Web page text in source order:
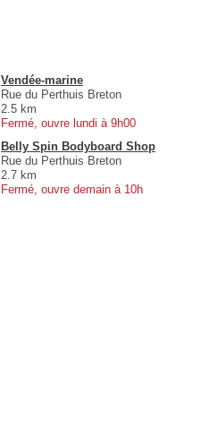
Vendée-marine
Rue du Perthuis Breton
2.5 km
Fermé, ouvre lundi à 9h00
Belly Spin Bodyboard Shop
Rue du Perthuis Breton
2.7 km
Fermé, ouvre demain à 10h